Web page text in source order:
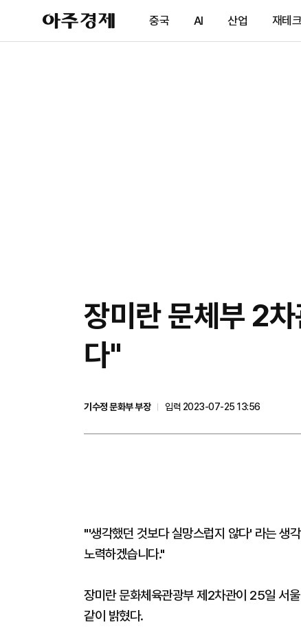
아
주
제
중국 AI 산업 재테크
장미란 문체부 2
다"
기수정 문화부 부장
입력 2023-07-25 13:56
"'생각했던 것보다 실망스럽지 않다' 라는 생
노력하겠습니다."
장미란 문화체육관광부 제2차관이 25일 서
같이 밝혔다.